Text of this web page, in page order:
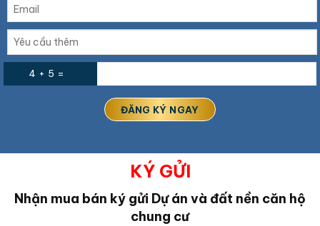
4 + 5 =
KÝ GỬI
Nhận mua bán ký gửi Dự án và đất nền căn hộ
chung cư